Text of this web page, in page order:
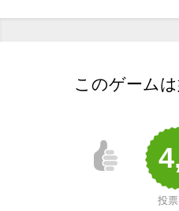
このゲーム
投